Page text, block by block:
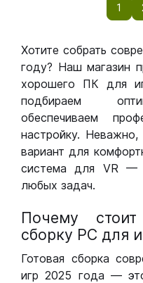
1
Хотите собрать
году? Наш магазин
хорошего ПК для
подбираем
обеспечиваем
настройку.
вариант для
система для VR —
любых задач.
Почему
сборку РС для
Готовая сборка
игр 2025 года —